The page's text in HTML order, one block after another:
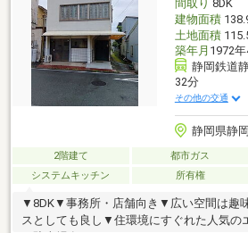
間取り 8DK
建物面積
土地面積
築年月 1972
静岡鉄道
32分
その他の交通
静岡県静
2階建て 都市ガス
システムキッチン
所有権
▼8DK▼事務所・店舗向き▼広い空間は趣
スとしても良し▼住環境にすぐれた人気の